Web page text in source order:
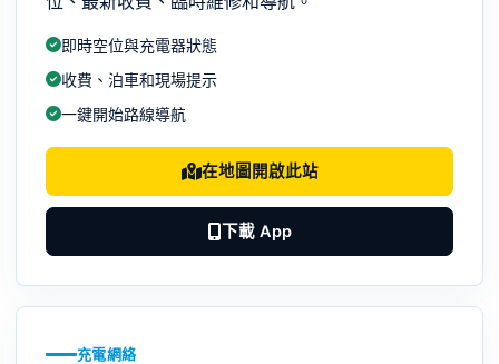
即時空位與充電器狀態
收費、泊車和現場提示
一鍵開始路線導航
在地圖開啟此站
下載 App
充電網絡